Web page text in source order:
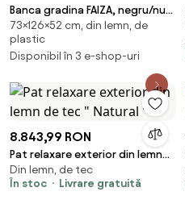
Banca gradina FAIZA, negru/nuc,
metal/lemn, 126x52x73 cm
73×126×52 cm, din lemn, de
plastic
Disponibil în 3 e-shop-uri
8.843,99 RON
Pat relaxare exterior din lemn
de tec " Natural "
Din lemn, de tec
În stoc
Livrare gratuită